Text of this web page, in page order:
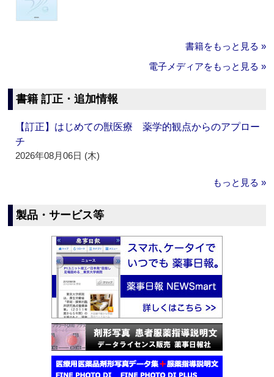
書籍をもっと見る »
電子メディアをもっと見る »
書籍 訂正・追加情報
【訂正】はじめての獣医療 薬学的観点からのアプロー
チ
2026年08月06日 (木)
もっと見る »
製品・サービス等